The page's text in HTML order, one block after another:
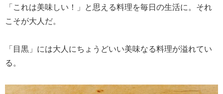
「これは美味しい！」と思える料理を毎日の生活に。それ
こそが大人だ。
「目黒」には大人にちょうどいい美味なる料理が溢れてい
る。